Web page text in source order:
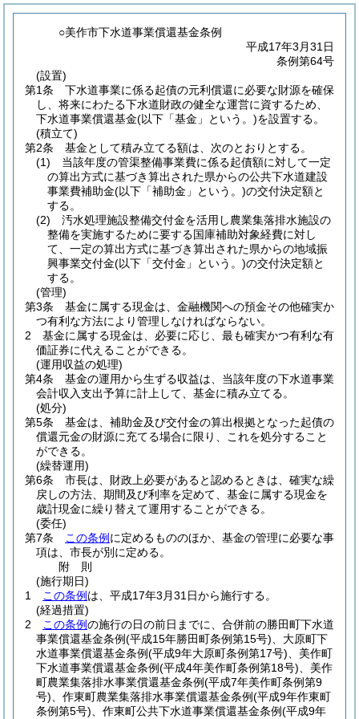
○美作市下水道事業償還基金条例
平成17年3月31日
条例第64号
(設置)
第1条
下水道事業に係る起債の元利償還に必要な財源を確保
し、将来にわたる下水道財政の健全な運営に資するため、
下水道事業償還基金(以下「基金」という。)を設置する。
(積立て)
第2条
基金として積み立てる額は、次のとおりとする。
(1)
当該年度の管渠整備事業費に係る起債額に対して一定
の算出方式に基づき算出された県からの公共下水道建設
事業費補助金(以下「補助金」という。)の交付決定額と
する。
(2)
汚水処理施設整備交付金を活用し農業集落排水施設の
整備を実施するために要する国庫補助対象経費に対し
て、一定の算出方式に基づき算出された県からの地域振
興事業交付金(以下「交付金」という。)の交付決定額と
する。
(管理)
第3条
基金に属する現金は、金融機関への預金その他確実か
つ有利な方法により管理しなければならない。
2
基金に属する現金は、必要に応じ、最も確実かつ有利な有
価証券に代えることができる。
(運用収益の処理)
第4条
基金の運用から生ずる収益は、当該年度の下水道事業
会計収入支出予算に計上して、基金に積み立てる。
(処分)
第5条
基金は、補助金及び交付金の算出根拠となった起債の
償還元金の財源に充てる場合に限り、これを処分すること
ができる。
(繰替運用)
第6条
市長は、財政上必要があると認めるときは、確実な繰
戻しの方法、期間及び利率を定めて、基金に属する現金を
歳計現金に繰り替えて運用することができる。
(委任)
第7条
この条例 に定めるもののほか、基金の管理に必要な事
項は、市長が別に定める。
附 則
(施行期日)
1
この条例 は、平成17年3月31日から施行する。
(経過措置)
2
この条例の施行の日の前日までに、合併前の勝田町下水道
事業償還基金条例(平成15年勝田町条例第15号) 、大原町下
水道事業償還基金条例(平成9年大原町条例第17号) 、美作町
下水道事業償還基金条例(平成4年美作町条例第18号) 、美作
町農業集落排水事業償還基金条例(平成7年美作町条例第9
号) 、作東町農業集落排水事業償還基金条例(平成9年作東町
条例第5号) 、作東町公共下水道事業償還基金条例(平成9年